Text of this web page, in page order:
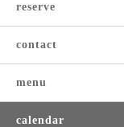
reserve
contact
menu
calendar